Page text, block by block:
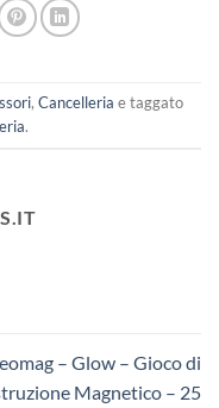
, Cancelleria e taggato
.
– Glow – Gioco di
Magnetico – 25